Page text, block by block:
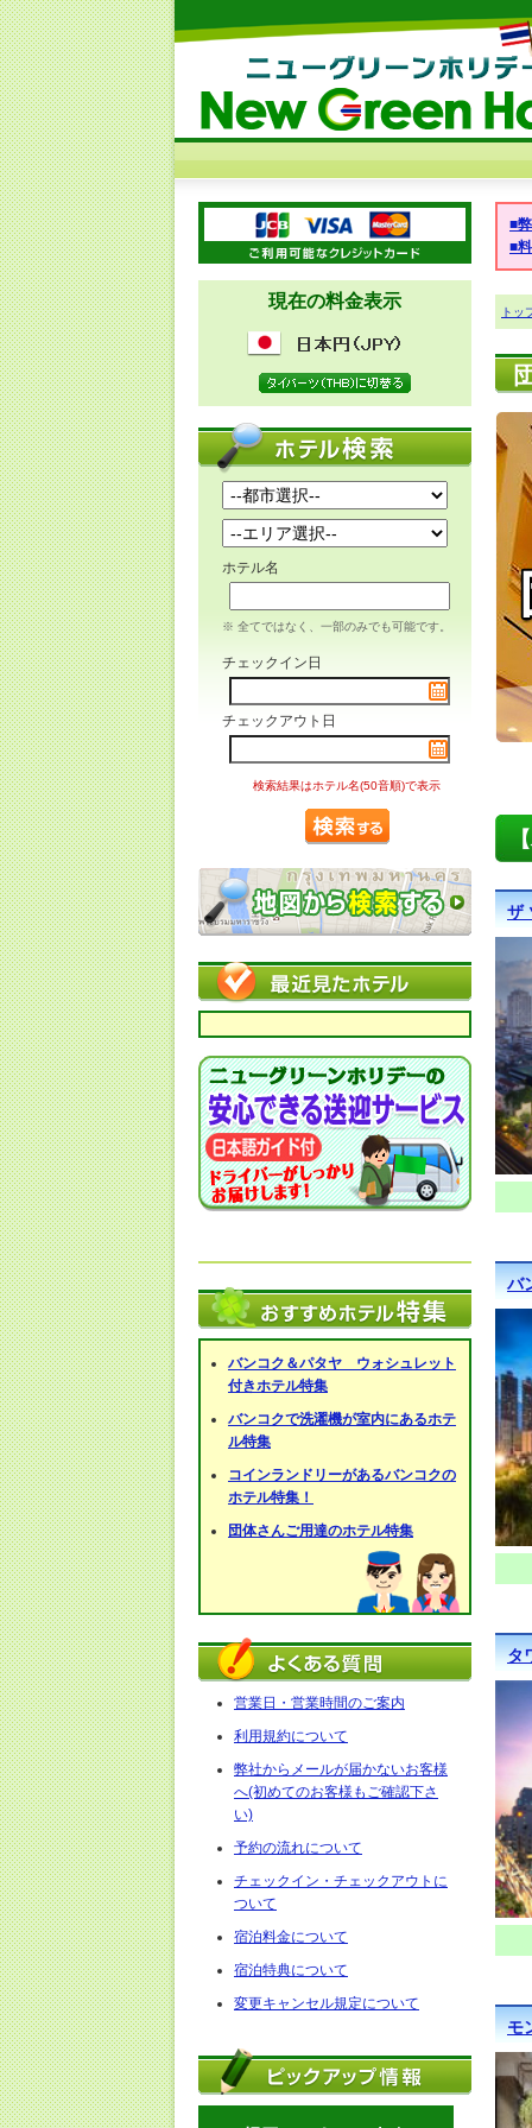
現在の料金表示
ホテル名
※ 全てではなく、一部のみでも可能です。
チェックイン日
チェックアウト日
検索結果はホテル名(50音順)で表示
バンコク＆パタヤ ウォシュレット
付きホテル特集
バンコクで洗濯機が室内にあるホテ
ル特集
コインランドリーがあるバンコクの
ホテル特集！
団体さんご用達のホテル特集
営業日・営業時間のご案内
利用規約について
弊社からメールが届かないお客様
へ(初めてのお客様もご確認下さ
い)
予約の流れについて
チェックイン・チェックアウトに
ついて
宿泊料金について
宿泊特典について
変更キャンセル規定について
■
■
トッ
ザ
バ
タ
モ